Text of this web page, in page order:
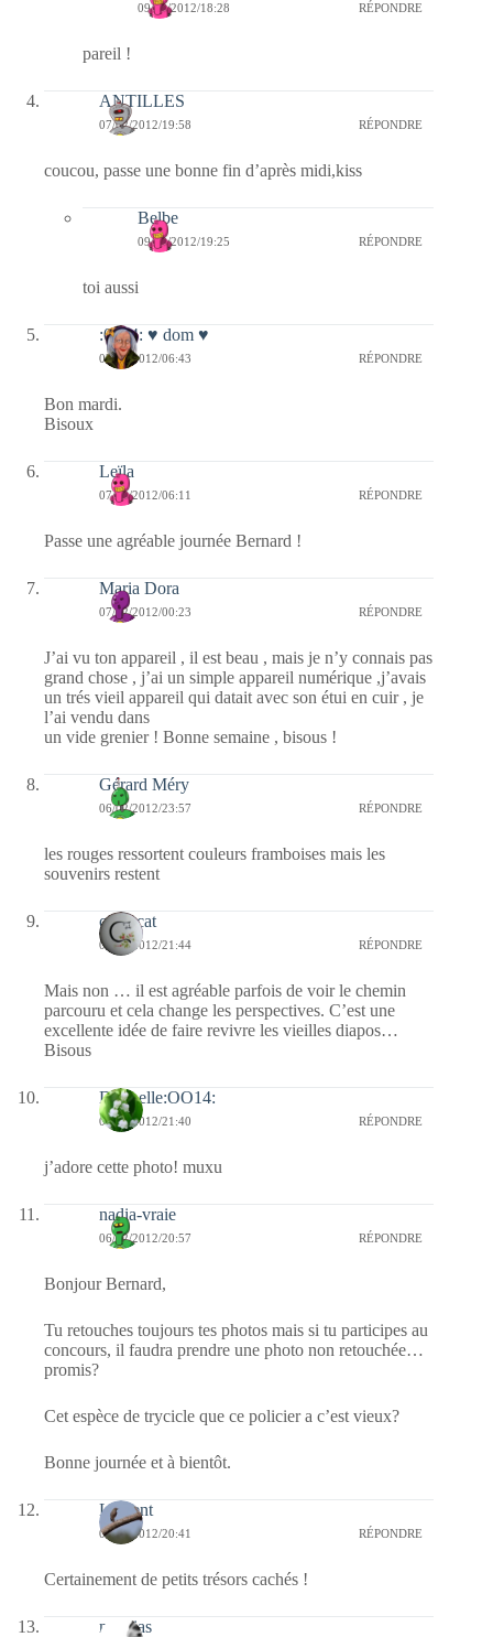
09/02/2012/18:28 RÉPONDRE
pareil !
ANTILLES
07/02/2012/19:58 RÉPONDRE
coucou, passe une bonne fin d’après midi,kiss
Belbe
09/02/2012/19:25 RÉPONDRE
toi aussi
:0014: ♥ dom ♥
07/02/2012/06:43 RÉPONDRE
Bon mardi.
Bisoux
Leïla
07/02/2012/06:11 RÉPONDRE
Passe une agréable journée Bernard !
Maria Dora
07/02/2012/00:23 RÉPONDRE
J’ai vu ton appareil , il est beau , mais je n’y connais pas
grand chose , j’ai un simple appareil numérique ,j’avais
un trés vieil appareil qui datait avec son étui en cuir , je
l’ai vendu dans
un vide grenier ! Bonne semaine , bisous !
Gérard Méry
06/02/2012/23:57 RÉPONDRE
les rouges ressortent couleurs framboises mais les
souvenirs restent
cathycat
06/02/2012/21:44 RÉPONDRE
Mais non … il est agréable parfois de voir le chemin
parcouru et cela change les perspectives. C’est une
excellente idée de faire revivre les vieilles diapos…
Bisous
Dani-elle:OO14:
06/02/2012/21:40 RÉPONDRE
j’adore cette photo! muxu
nadia-vraie
06/02/2012/20:57 RÉPONDRE
Bonjour Bernard,
Tu retouches toujours tes photos mais si tu participes au
concours, il faudra prendre une photo non retouchée…
promis?
Cet espèce de trycicle que ce policier a c’est vieux?
Bonne journée et à bientôt.
Laurent
06/02/2012/20:41 RÉPONDRE
Certainement de petits trésors cachés !
mathias